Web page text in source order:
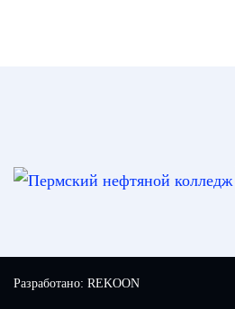
Разработано: REKOON